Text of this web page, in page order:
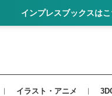
インプレスブックスは
イラスト・アニメ